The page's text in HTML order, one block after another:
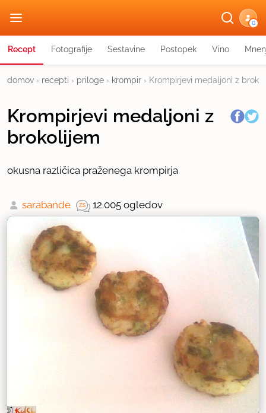
G
Recept Fotografije Sestavine Postopek Vino
domov › recepti › priloge › krompir › Krompirjevi medaljoni z
Krompirjevi medaljoni z
brokolijem
okusna različica praženega krompirja
sarabande 12.005 ogledov